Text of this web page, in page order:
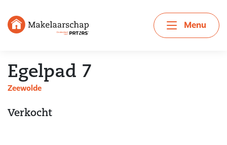
Menu
Egelpad 7
Zeewolde
Verkocht